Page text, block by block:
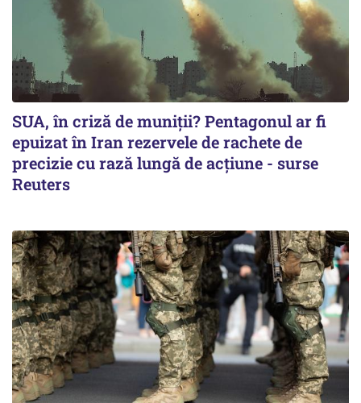
SUA, în criză de muniții? Pentagonul ar fi
epuizat în Iran rezervele de rachete de
precizie cu rază lungă de acţiune - surse
Reuters